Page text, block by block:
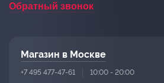
Обратный звонок
Магазин в Москве
+7 495 477-47-61 10:00 - 20:00